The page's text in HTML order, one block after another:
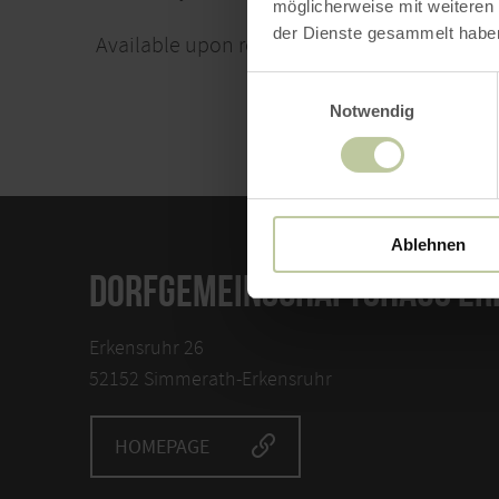
möglicherweise mit
der Dienste gesammelt
Notwendig
Ablehnen
Available upon request.
DORFGEMEINSCHAFTSHAUS
Erkensruhr 26
52152 Simmerath-Erkensruhr
HOMEPAGE